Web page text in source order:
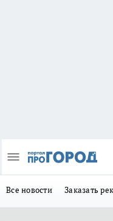
Все новости Заказать